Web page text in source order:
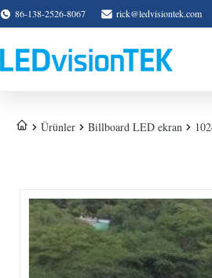
86-138-2526-8067 rick@ledvisiontek.com
Ürünler Billboard LED ekran